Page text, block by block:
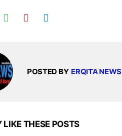
POSTED BY ERQITA NEWS
LIKE THESE POSTS